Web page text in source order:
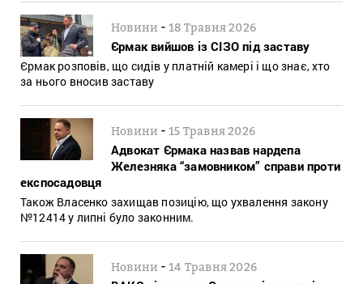
Новини -18 Травня 2026
Єрмак вийшов із СІЗО під заставу
Єрмак розповів, що сидів у платній камері і що знає, хто
за нього вносив заставу
Новини -15 Травня 2026
Адвокат Єрмака назвав нардепа
Железняка “замовником” справи проти
експосадовця
Також Власенко захищав позицію, що ухвалення закону
№12414 у липні було законним.
Новини -14 Травня 2026